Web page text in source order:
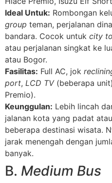
Ideal Untuk: Rombongan
group teman, perjalanan
bandara. Cocok untuk city
atau perjalanan singkat ke
atau Bogor.
Fasilitas: Full AC, jok
port, LCD TV(beberapa
Premio).
Keunggulan: Lebih lincah
jalanan kota yang padat
beberapa destinasi wisata.
jarak menengah dengan
banyak.
B. Medium Bus